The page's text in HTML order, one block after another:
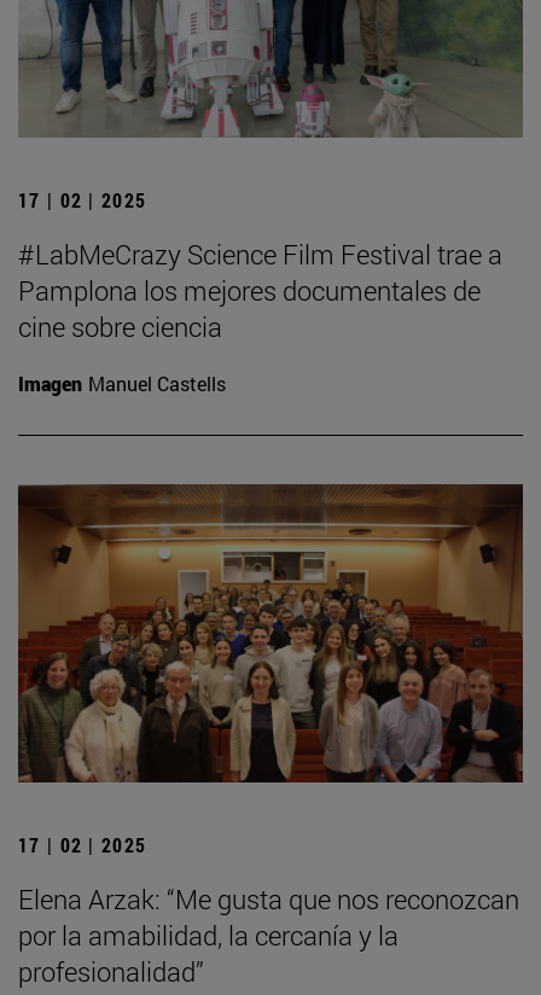
17 | 02 | 2025
#LabMeCrazy Science Film Festival trae a
Pamplona los mejores documentales de
cine sobre ciencia
Imagen Manuel Castells
17 | 02 | 2025
Elena Arzak: “Me gusta que nos reconozcan
por la amabilidad, la cercanía y la
profesionalidad”